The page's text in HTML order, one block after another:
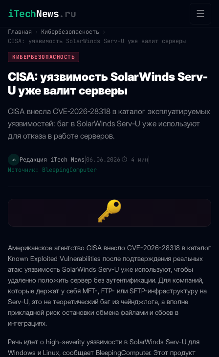
iTechNews.ru ☰
Главная › Кибербезопасность ›
CISA: уязвимость SolarWinds Serv-U уже валит серверы
КИБЕРБЕЗОПАСНОСТЬ
CISA: уязвимость SolarWinds Serv-
U уже валит серверы
CISA внесла CVE-2026-28318 в каталог эксплуатируемых
уязвимостей: баг в SolarWinds Serv-U уже используют
для отказа в работе серверов.
✍️ Редакция iTech News 06.06.2026⏱ 4 мин
Источник: BleepingComputer
Американское агентство CISA внесло CVE-2026-28318 в каталог
Known Exploited Vulnerabilities после подтверждения реальных
атак: уязвимость SolarWinds Serv-U уже используют, чтобы
удаленно положить сервер без аутентификации. Для компаний,
которые держат у себя MFT-, FTP- или SFTP-инфраструктуру на
Serv-U, это не теоретический баг из чейнджлога, а вполне
прикладной риск остановки обмена файлами и сбоев в
интеграциях.
Речь идет о high-severity уязвимости в SolarWinds Serv-U для
Windows и Linux, сообщает BleepingComputer. Этот продукт